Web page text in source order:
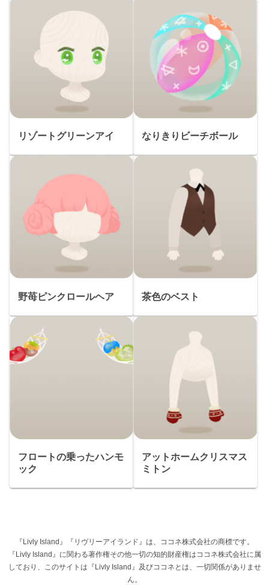
リゾートグリーンアイ なりきりビーチボール
野苺ピンクロールヘア 茶色のベスト
フロートの乗ったハンモ
ック
アットホームクリスマス
ミトン
『Livly Island』『リヴリーアイランド』は、ココネ株式会社の商標です。
『Livly Island』に関わる著作権その他一切の知的財産権はココネ株式会社に属
しており、このサイトは『Livly Island』及びココネとは、一切関係がありませ
ん。